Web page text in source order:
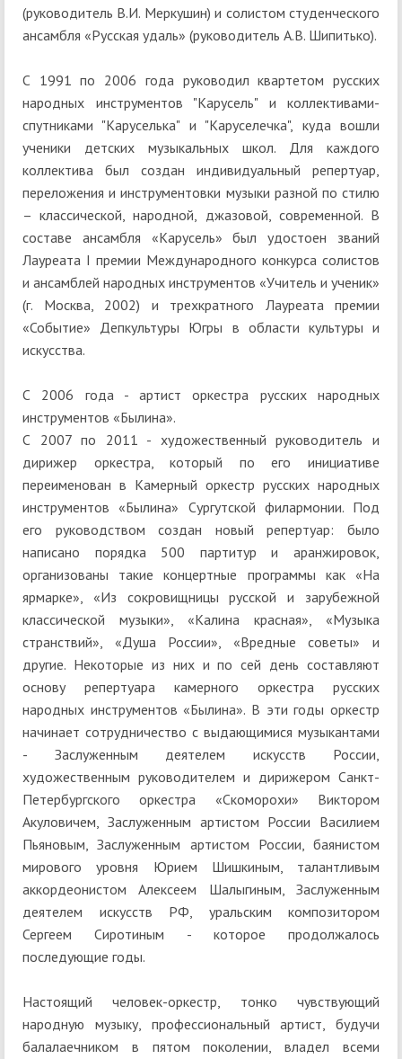
(руководитель В.И. Меркушин) и солистом студенческого
ансамбля «Русская удаль» (руководитель А.В. Шипитько).
С 1991 по 2006 года руководил квартетом русских
народных инструментов "Карусель" и коллективами-
спутниками "Каруселька" и "Каруселечка", куда вошли
ученики детских музыкальных школ. Для каждого
коллектива был создан индивидуальный репертуар,
переложения и инструментовки музыки разной по стилю
– классической, народной, джазовой, современной. В
составе ансамбля «Карусель» был удостоен званий
Лауреата I премии Международного конкурса солистов
и ансамблей народных инструментов «Учитель и ученик»
(г. Москва, 2002) и трехкратного Лауреата премии
«Событие» Депкультуры Югры в области культуры и
искусства.
С 2006 года - артист оркестра русских народных
инструментов «Былина».
С 2007 по 2011 - художественный руководитель и
дирижер оркестра, который по его инициативе
переименован в Камерный оркестр русских народных
инструментов «Былина» Сургутской филармонии. Под
его руководством создан новый репертуар: было
написано порядка 500 партитур и аранжировок,
организованы такие концертные программы как «На
ярмарке», «Из сокровищницы русской и зарубежной
классической музыки», «Калина красная», «Музыка
странствий», «Душа России», «Вредные советы» и
другие. Некоторые из них и по сей день составляют
основу репертуара камерного оркестра русских
народных инструментов «Былина». В эти годы оркестр
начинает сотрудничество с выдающимися музыкантами
- Заслуженным деятелем искусств России,
художественным руководителем и дирижером Санкт-
Петербургского оркестра «Скоморохи» Виктором
Акуловичем, Заслуженным артистом России Василием
Пьяновым, Заслуженным артистом России, баянистом
мирового уровня Юрием Шишкиным, талантливым
аккордеонистом Алексеем Шалыгиным, Заслуженным
деятелем искусств РФ, уральским композитором
Сергеем Сиротиным - которое продолжалось
последующие годы.
Настоящий человек-оркестр, тонко чувствующий
народную музыку, профессиональный артист, будучи
балалаечником в пятом поколении, владел всеми